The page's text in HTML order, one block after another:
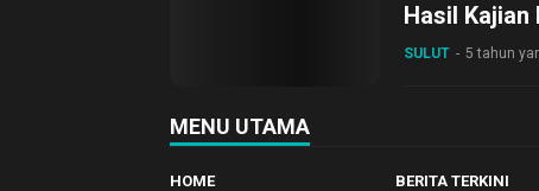
Hasil Kajian
SULUT 5 tahun
MENU UTAMA
HOME BERITA TERKINI